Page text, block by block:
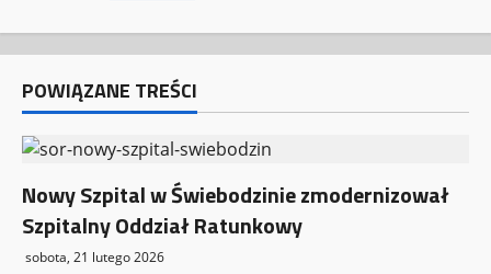
p
i
s
y
POWIĄZANE TREŚCI
Nowy Szpital w Świebodzinie zmodernizował
Szpitalny Oddział Ratunkowy
sobota, 21 lutego 2026